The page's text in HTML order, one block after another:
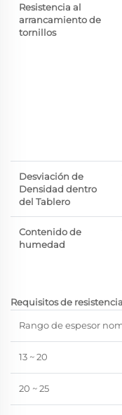
Resistencia al
arrancamiento de
tornillos
Desviación de
Densidad dentro
del Tablero
Contenido de
humedad
Requisitos de
Rango de espesor
13 ~ 20
20 ~ 25